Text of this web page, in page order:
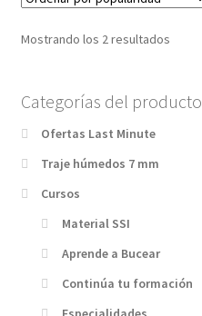
Mostrando los 2 resultados
Categorías del producto
Ofertas Last Minute
Traje húmedos 7 mm
Cursos
Material SSI
Aprende a Bucear
Continúa tu formación